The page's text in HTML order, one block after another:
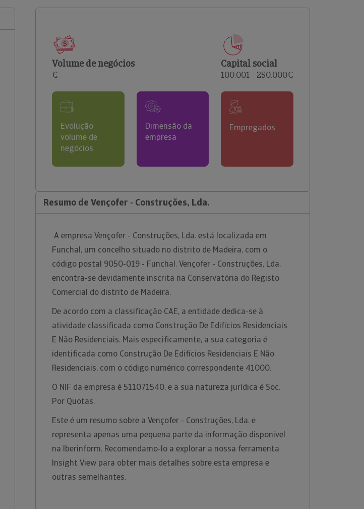
comerciais e analisar o risco de incumprimento dos
Volume de negócios
€
Capital social
100.001 - 250.000€
Evolução
volume de
negócios
Dimensão da
empresa
Empregados
Resumo de Vençofer - Construções, Lda.
A empresa Vençofer - Construções, Lda. está localizada em
Funchal, um concelho situado no distrito de Madeira, com o
código postal 9050-019 - Funchal. Vençofer - Construções, Lda.
encontra-se devidamente inscrita na Conservatória do Registo
Comercial do distrito de Madeira.
De acordo com a classificação CAE, a entidade dedica-se à
atividade classificada como Construção De Edifícios Residenciais
E Não Residenciais. Mais especificamente, a sua categoria é
identificada como Construção De Edifícios Residenciais E Não
Residenciais, com o código numérico correspondente 41000.
O NIF da empresa é 511071540, e a sua natureza jurídica é Soc.
Por Quotas.
Este é um resumo sobre a Vençofer - Construções, Lda. e
representa apenas uma pequena parte da informação disponível
na Iberinform. Recomendamo-lo a explorar a nossa ferramenta
Insight View para obter mais detalhes sobre esta empresa e
outras semelhantes.